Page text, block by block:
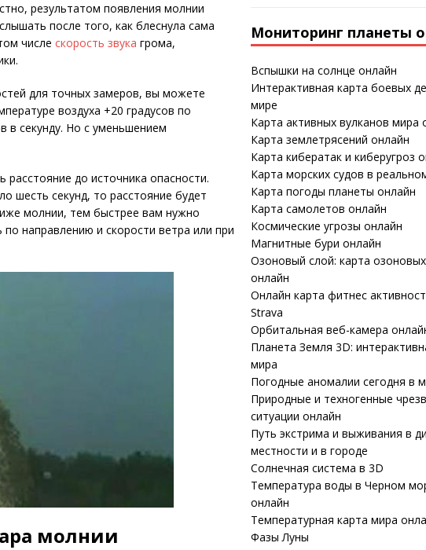
результатом появления молнии
после того, как блеснула сама
числе скорость звука грома,
для точных замеров, вы можете
воздуха +20 градусов по
в секунду. Но с уменьшением
до источника опасности.
шесть секунд, то расстояние будет
молнии, тем быстрее вам нужно
направлению и скорости ветра или при
молнии
Мониторинг планеты
Вспышки на солнце онлайн
Интерактивная карта боевых
мире
Карта активных вулканов мира
Карта землетрясений онлайн
Карта кибератак и киберугроз
Карта морских судов в
Карта погоды планеты онлайн
Карта самолетов онлайн
Космические угрозы онлайн
Магнитные бури онлайн
Озоновый слой: карта
онлайн
Онлайн карта фитнес
Strava
Орбитальная веб-камера
Планета Земля 3D:
мира
Погодные аномалии сегодня в
Природные и техногенные
ситуации онлайн
Путь экстрима и выживания в
местности и в городе
Солнечная система в 3D
Температура воды в Черном
онлайн
Температурная карта мира
Фазы Луны